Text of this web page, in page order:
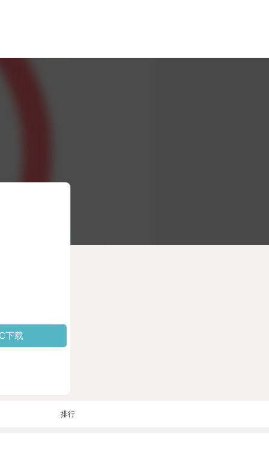
下载
排行